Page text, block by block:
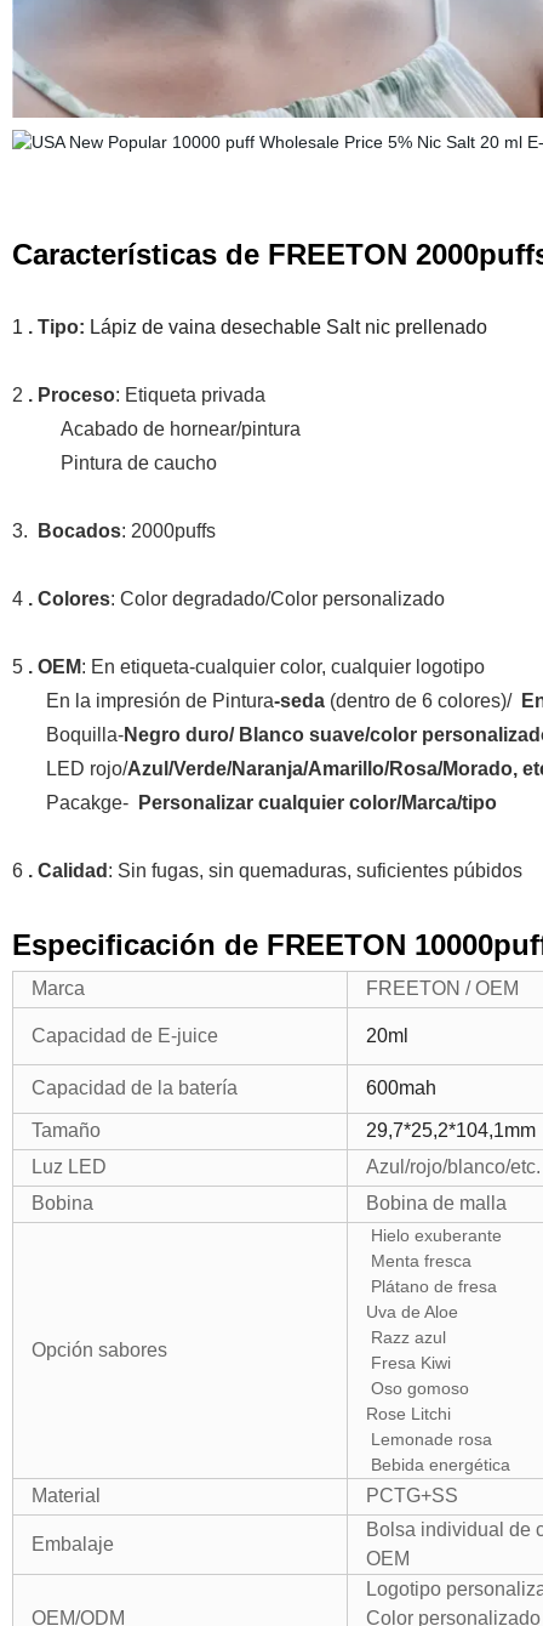
Características de FREETON
1 . Tipo: Lápiz de vaina desechable Salt nic prellenado
2 . Proceso: Etiqueta privada
Acabado de hornear/pintura
Pintura de caucho
3. Bocados: 2000puffs
4 . Colores: Color degradado/Color personalizado
5 . OEM: En etiqueta-cualquier color, cualquier logotipo
En la impresión de Pintura-seda(dentro de 6 colores)/
Boquilla-Negro duro/ Blanco suave/color
LED rojo/Azul/Verde/Naranja/Amarillo/Rosa/Morado,
Pacakge-
Personalizar cualquier color/Marca/tipo
6 . Calidad : Sin fugas, sin quemaduras, suficientes púbidos
Especificación de FREETON
Marca FREETON / OEM
Capacidad de E-juice 20ml
Capacidad de la batería 600mah
Tamaño
29,7*25,2*104,1mm
Luz LED
Azul/rojo/blanco/etc.
Bobina
Bobina de malla
Opción sabores
Hielo exuberante
Menta fresca
Plátano de fresa
Uva de Aloe
Razz azul
Fresa Kiwi
Oso gomoso
Rose Litchi
Lemonade rosa
Bebida energética
Material PCTG+SS
Embalaje
Bolsa individual de
OEM
OEM/ODM
Logotipo
Color personalizado